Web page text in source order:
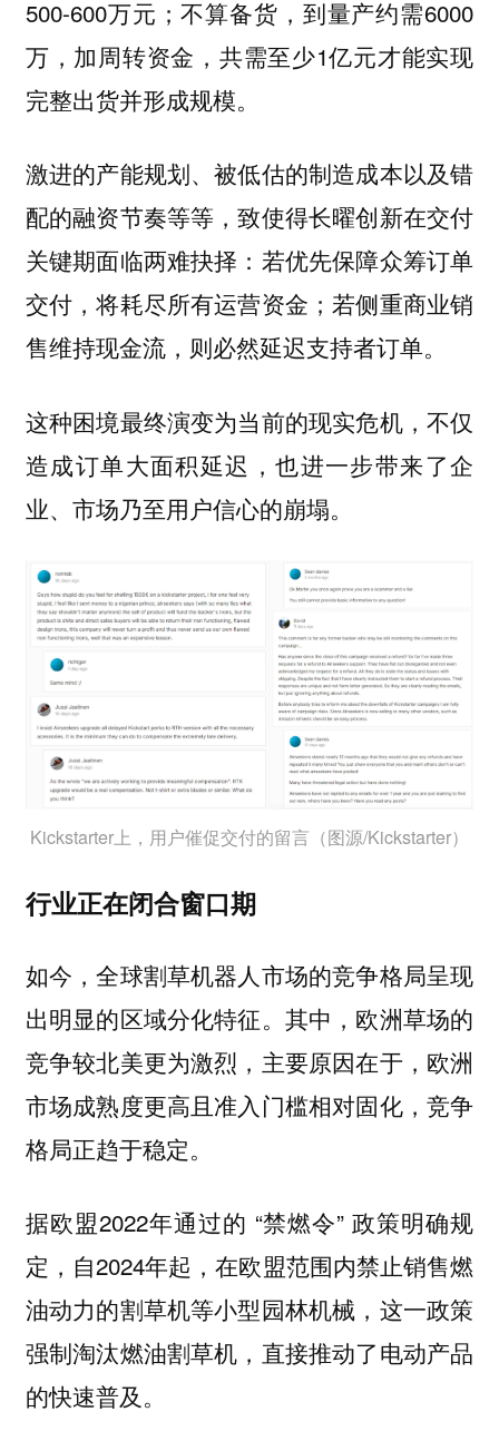
500-600万元；不算备货，到量产约需6000
万，加周转资金，共需至少1亿元才能实现
完整出货并形成规模。
激进的产能规划、被低估的制造成本以及错
配的融资节奏等等，致使得长曜创新在交付
关键期面临两难抉择：若优先保障众筹订单
交付，将耗尽所有运营资金；若侧重商业销
售维持现金流，则必然延迟支持者订单。
这种困境最终演变为当前的现实危机，不仅
造成订单大面积延迟，也进一步带来了企
业、市场乃至用户信心的崩塌。
Kickstarter上，用户催促交付的留言（图源/Kickstarter）
行业正在闭合窗口期
如今，全球割草机器人市场的竞争格局呈现
出明显的区域分化特征。其中，欧洲草场的
竞争较北美更为激烈，主要原因在于，欧洲
市场成熟度更高且准入门槛相对固化，竞争
格局正趋于稳定。
据欧盟2022年通过的 “禁燃令” 政策明确规
定，自2024年起，在欧盟范围内禁止销售燃
油动力的割草机等小型园林机械，这一政策
强制淘汰燃油割草机，直接推动了电动产品
的快速普及。